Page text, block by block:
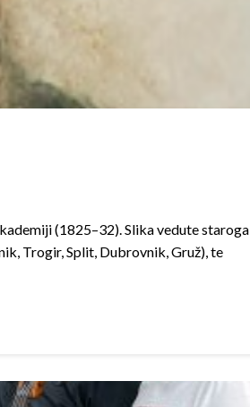
(1825–32). Slika vedute staroga
Trogir, Split, Dubrovnik, Gruž), te